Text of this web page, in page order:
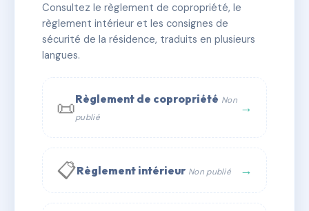
✓ Immatriculée 🏠 91 lots 🏗 1 bâtiment(s)
📞 Contacter Syndic Digital
Consultez le règlement de copropriété, le
règlement intérieur et les consignes de
sécurité de la résidence, traduits en plusieurs
langues.
📜Règlement de copropriété Non
publié
→
📋Règlement intérieur Non publié →